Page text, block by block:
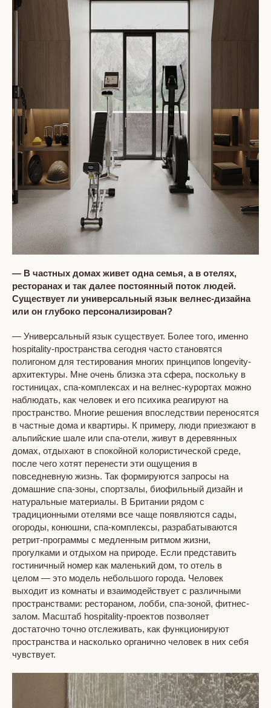
— В частных домах живет одна семья, а в отелях,
ресторанах и так далее постоянный поток людей.
Существует ли универсальный язык велнес-дизайна
или он глубоко персонализирован?
— Универсальный язык существует. Более того, именно
hospitality-пространства сегодня часто становятся
полигоном для тестирования многих принципов longevity-
архитектуры. Мне очень близка эта сфера, поскольку в
гостиницах, спа-комплексах и на велнес-курортах можно
наблюдать, как человек и его психика реагируют на
пространство. Многие решения впоследствии переносятся
в частные дома и квартиры. К примеру, люди приезжают в
альпийские шале или спа-отели, живут в деревянных
домах, отдыхают в спокойной колористической среде,
после чего хотят перенести эти ощущения в
повседневную жизнь. Так формируются запросы на
домашние спа-зоны, спортзалы, биофильный дизайн и
натуральные материалы. В Британии рядом с
традиционными отелями все чаще появляются сады,
огороды, конюшни, спа-комплексы, разрабатываются
ретрит-программы с медленным ритмом жизни,
прогулками и отдыхом на природе. Если представить
гостиничный номер как маленький дом, то отель в
целом — это модель небольшого города. Человек
выходит из комнаты и взаимодействует с различными
пространствами: рестораном, лобби, спа-зоной, фитнес-
залом. Масштаб hospitality-проектов позволяет
достаточно точно отслеживать, как функционируют
пространства и насколько органично человек в них себя
чувствует.